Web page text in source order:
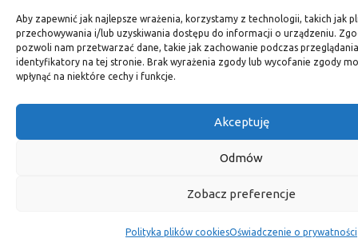
Aby zapewnić jak najlepsze wrażenia, korzystamy z technologii, takich jak
przechowywania i/lub uzyskiwania dostępu do informacji o urządzeniu.
pozwoli nam przetwarzać dane, takie jak zachowanie podczas
identyfikatory na tej stronie. Brak wyrażenia zgody lub wycofanie zgody
wpłynąć na niektóre cechy i funkcje.
Akceptuję
Odmów
Zobacz preferencje
Polityka plików cookiesOświadczenie o prywatności